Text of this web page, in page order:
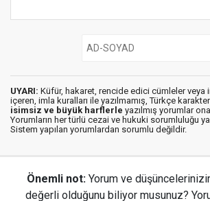
UYARI: Küfür, hakaret, rencide edici cümleler veya
içeren, imla kuralları ile yazılmamış, Türkçe
isimsiz ve büyük harflerle yazılmış yorumlar
Yorumların her türlü cezai ve hukuki sorumluluğu
Sistem yapılan yorumlardan sorumlu değildir.
Önemli not: Yorum ve
değerli olduğunu biliyor musunuz?